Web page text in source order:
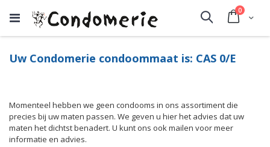
Cart
0
Search
Uw Condomerie condoommaat is: CAS 0/E
Momenteel hebben we geen condooms in ons assortiment die
precies bij uw maten passen. We geven u hier het advies dat uw
maten het dichtst benadert. U kunt ons ook mailen voor meer
informatie en advies.